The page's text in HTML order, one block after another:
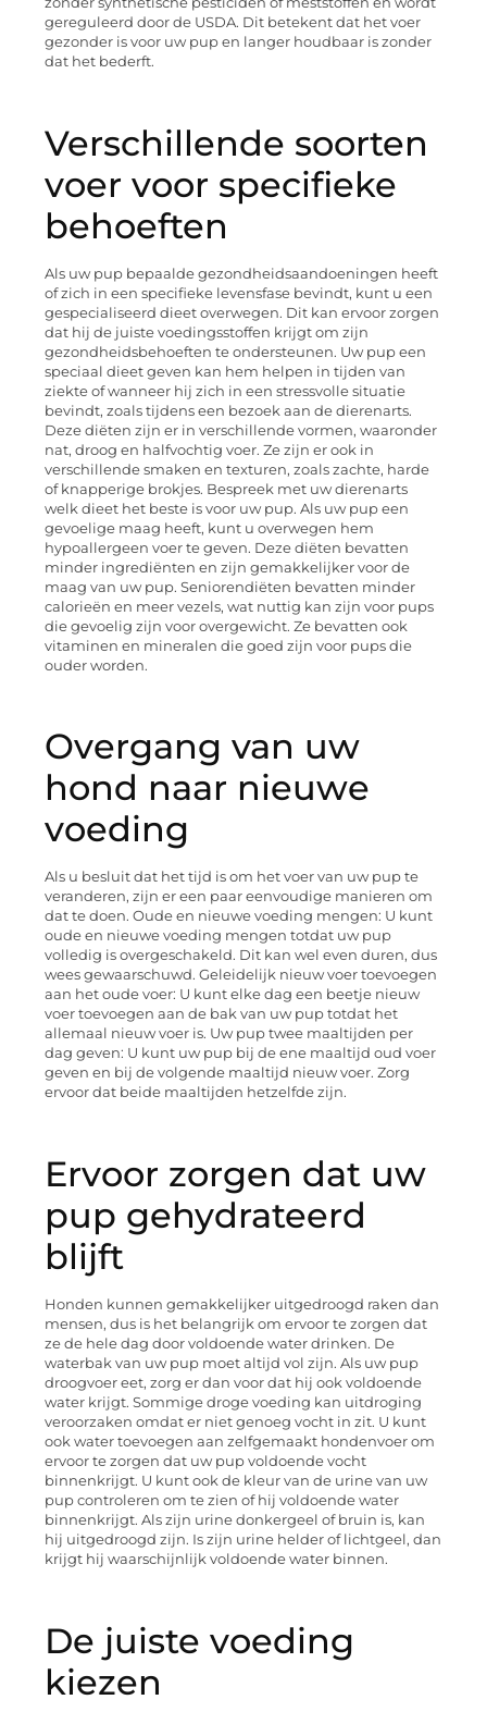
gereguleerd door de USDA. Dit betekent dat het voer
gezonder is voor uw pup en langer houdbaar is zonder
dat het bederft.
Verschillende soorten
voer voor specifieke
behoeften
Als uw pup bepaalde gezondheidsaandoeningen heeft
of zich in een specifieke levensfase bevindt, kunt u een
gespecialiseerd dieet overwegen. Dit kan ervoor zorgen
dat hij de juiste voedingsstoffen krijgt om zijn
gezondheidsbehoeften te ondersteunen. Uw pup een
speciaal dieet geven kan hem helpen in tijden van
ziekte of wanneer hij zich in een stressvolle situatie
bevindt, zoals tijdens een bezoek aan de dierenarts.
Deze diëten zijn er in verschillende vormen, waaronder
nat, droog en halfvochtig voer. Ze zijn er ook in
verschillende smaken en texturen, zoals zachte, harde
of knapperige brokjes. Bespreek met uw dierenarts
welk dieet het beste is voor uw pup. Als uw pup een
gevoelige maag heeft, kunt u overwegen hem
hypoallergeen voer te geven. Deze diëten bevatten
minder ingrediënten en zijn gemakkelijker voor de
maag van uw pup. Seniorendiëten bevatten minder
calorieën en meer vezels, wat nuttig kan zijn voor pups
die gevoelig zijn voor overgewicht. Ze bevatten ook
vitaminen en mineralen die goed zijn voor pups die
ouder worden.
Overgang van uw
hond naar nieuwe
voeding
Als u besluit dat het tijd is om het voer van uw pup te
veranderen, zijn er een paar eenvoudige manieren om
dat te doen. Oude en nieuwe voeding mengen: U kunt
oude en nieuwe voeding mengen totdat uw pup
volledig is overgeschakeld. Dit kan wel even duren, dus
wees gewaarschuwd. Geleidelijk nieuw voer toevoegen
aan het oude voer: U kunt elke dag een beetje nieuw
voer toevoegen aan de bak van uw pup totdat het
allemaal nieuw voer is. Uw pup twee maaltijden per
dag geven: U kunt uw pup bij de ene maaltijd oud voer
geven en bij de volgende maaltijd nieuw voer. Zorg
ervoor dat beide maaltijden hetzelfde zijn.
Ervoor zorgen dat uw
pup gehydrateerd
blijft
Honden kunnen gemakkelijker uitgedroogd raken dan
mensen, dus is het belangrijk om ervoor te zorgen dat
ze de hele dag door voldoende water drinken. De
waterbak van uw pup moet altijd vol zijn. Als uw pup
droogvoer eet, zorg er dan voor dat hij ook voldoende
water krijgt. Sommige droge voeding kan uitdroging
veroorzaken omdat er niet genoeg vocht in zit. U kunt
ook water toevoegen aan zelfgemaakt hondenvoer om
ervoor te zorgen dat uw pup voldoende vocht
binnenkrijgt. U kunt ook de kleur van de urine van uw
pup controleren om te zien of hij voldoende water
binnenkrijgt. Als zijn urine donkergeel of bruin is, kan
hij uitgedroogd zijn. Is zijn urine helder of lichtgeel, dan
krijgt hij waarschijnlijk voldoende water binnen.
De juiste voeding
kiezen